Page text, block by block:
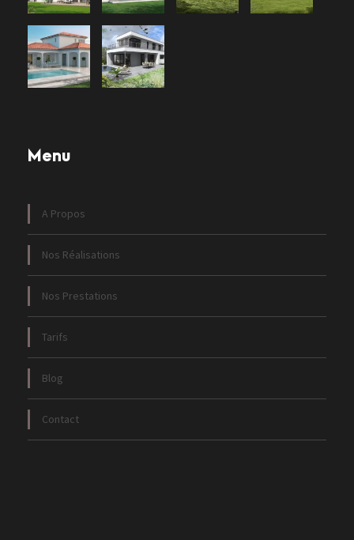
Menu
A Propos
Nos Réalisations
Nos Prestations
Tarifs
Blog
Contact